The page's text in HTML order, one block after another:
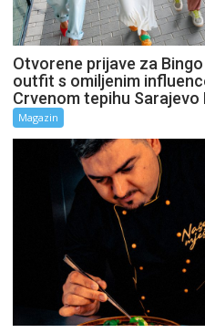
Otvorene prijave za
outfit s omiljenim
Crvenom tepihu Sarajevo
Magazin